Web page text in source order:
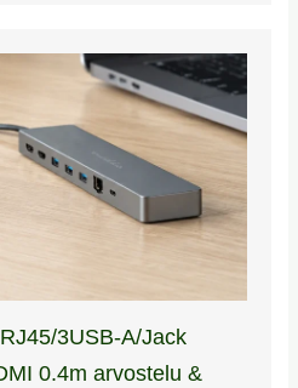
3USB-A/Jack
0.4m arvostelu &